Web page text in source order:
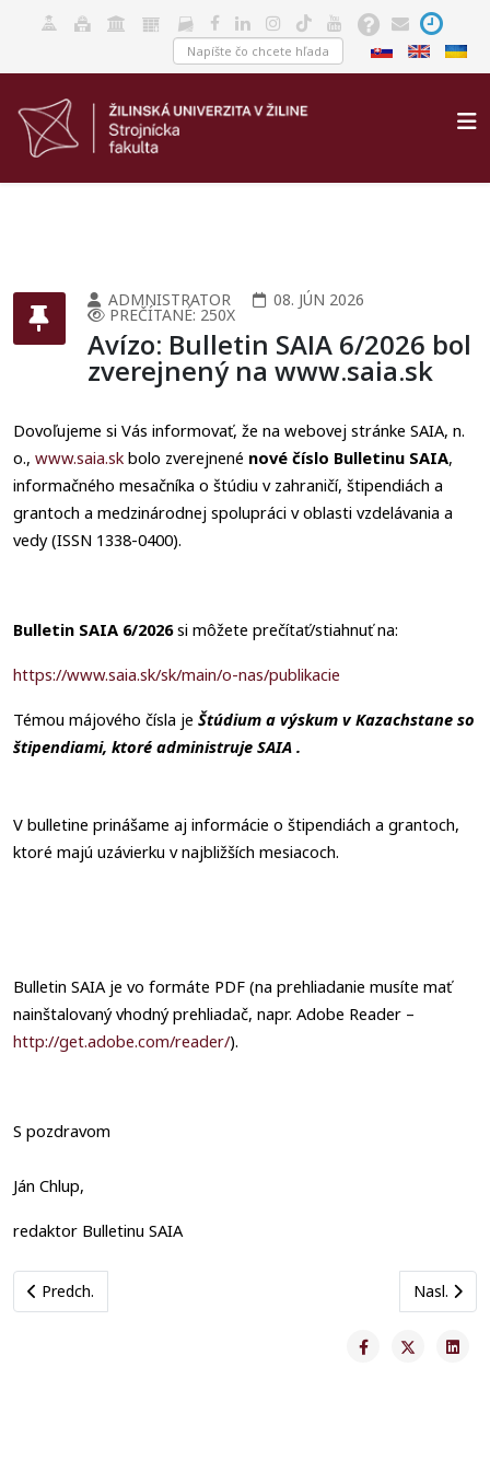
ADMNISTRATOR 08. JÚN 2026
PREČÍTANÉ: 250X
Avízo: Bulletin SAIA 6/2026 bol
zverejnený na www.saia.sk
Dovoľujeme si Vás informovať, že na webovej stránke SAIA, n.
o., www.saia.sk bolo zverejnené nové číslo Bulletinu SAIA,
informačného mesačníka o štúdiu v zahraničí, štipendiách a
grantoch a medzinárodnej spolupráci v oblasti vzdelávania a
vedy (ISSN 1338-0400).
Bulletin SAIA 6/2026si môžete prečítať/stiahnuť na:
https://www.saia.sk/sk/main/o-nas/publikacie
Témou májového čísla je Štúdium a výskum v Kazachstane so
štipendiami, ktoré administruje SAIA .
V bulletine prinášame aj informácie o štipendiách a grantoch,
ktoré majú uzávierku v najbližších mesiacoch.
Bulletin SAIA je vo formáte PDF (na prehliadanie musíte mať
nainštalovaný vhodný prehliadač, napr. Adobe Reader –
http://get.adobe.com/reader/).
S pozdravom
Ján Chlup,
redaktor Bulletinu SAIA
Previous article: Rozhodnutie dekana 05/2026
Predch. Next
Nasl.